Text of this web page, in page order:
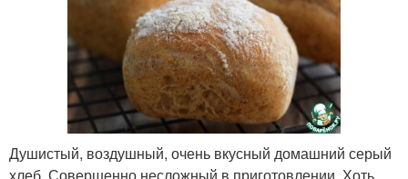
Душистый, воздушный, очень вкусный домашний серый